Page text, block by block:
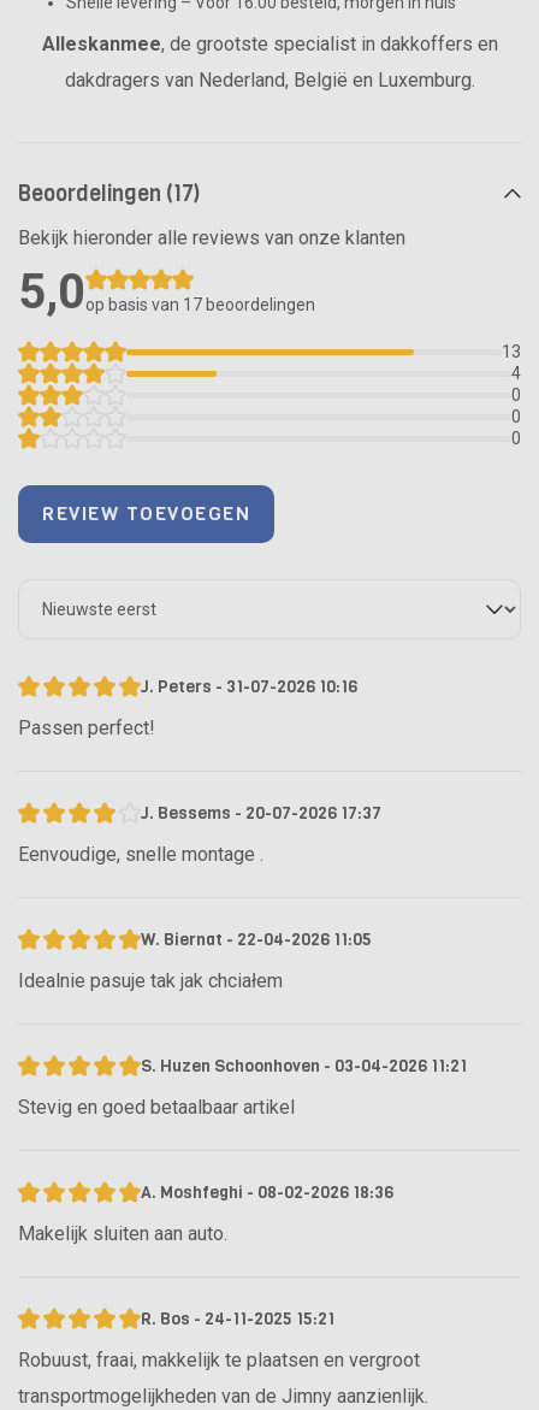
Alleskanmee, de grootste specialist in dakkoffers en
dakdragers van Nederland, België en Luxemburg.
Beoordelingen (17)
Bekijk hieronder alle reviews van onze klanten
5,0op basis van 17 beoordelingen
13
4
0
0
0
REVIEW TOEVOEGEN
J. Peters - 31-07-2026 10:16
Passen perfect!
J. Bessems - 20-07-2026 17:37
Eenvoudige, snelle montage .
W. Biernat - 22-04-2026 11:05
Idealnie pasuje tak jak chciałem
S. Huzen Schoonhoven - 03-04-2026 11:21
Stevig en goed betaalbaar artikel
A. Moshfeghi - 08-02-2026 18:36
Makelijk sluiten aan auto.
R. Bos - 24-11-2025 15:21
Robuust, fraai, makkelijk te plaatsen en vergroot
transportmogelijkheden van de Jimny aanzienlijk.